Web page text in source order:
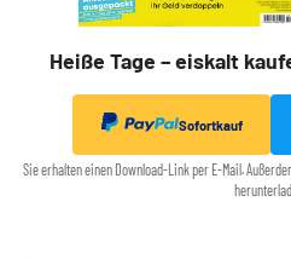
Heiße Tage – eiskalt
Sofortkauf
Sie erhalten einen Download-Link per E-Mail.